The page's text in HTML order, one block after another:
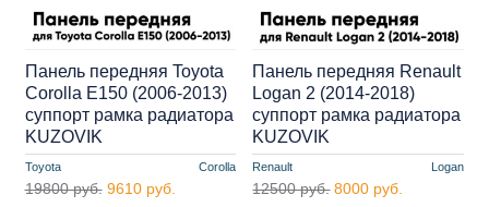
Toyota Corolla
Панель передняя Toyota
Corolla E150 (2006-2013)
суппорт рамка радиатора
KUZOVIK
19800 руб. 9610 руб.
Renault Logan
Панель передняя Renault
Logan 2 (2014-2018)
суппорт рамка радиатора
KUZOVIK
12500 руб. 8000 руб.